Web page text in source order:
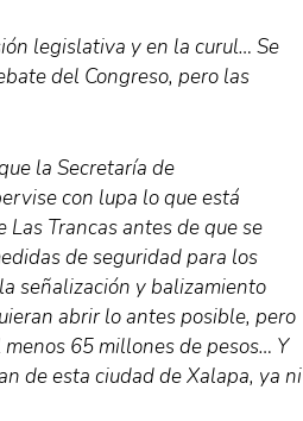
legislativa y en la curul… Se
del Congreso, pero las
la Secretaría de
con lupa lo que está
Trancas antes de que se
de seguridad para los
señalización y balizamiento
abrir lo antes posible, pero
65 millones de pesos… Y
de esta ciudad de Xalapa, ya ni